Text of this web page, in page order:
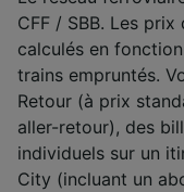
CFF / SBB. Les
calculés en
trains empruntés.
Retour (à prix
aller-retour), des
individuels sur un
City (incluant un